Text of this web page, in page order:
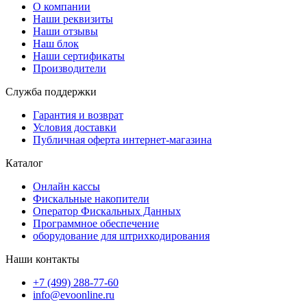
О компании
Наши реквизиты
Наши отзывы
Наш блок
Наши сертификаты
Производители
Служба поддержки
Гарантия и возврат
Условия доставки
Публичная оферта интернет-магазина
Каталог
Онлайн кассы
Фискальные накопители
Оператор Фискальных Данных
Программное обеспечение
оборудование для штрихкодирования
Наши контакты
+7 (499) 288-77-60
info@evoonline.ru